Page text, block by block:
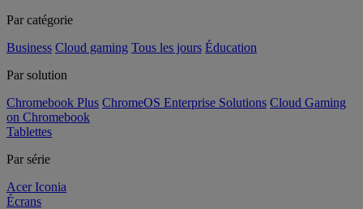
Par catégorie
Business Cloud gaming Tous les jours Éducation
Par solution
Chromebook Plus ChromeOS Enterprise Solutions Cloud Gaming
on Chromebook
Tablettes
Par série
Acer Iconia
Écrans